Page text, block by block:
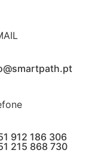
912 186 306
215 868 730